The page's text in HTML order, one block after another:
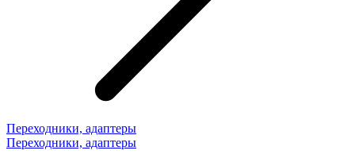
Переходники, адаптеры
Переходники, адаптеры